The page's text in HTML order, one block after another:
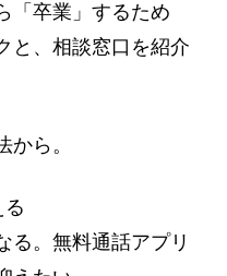
「卒業」するため
と、相談窓口を紹介
ら。
。無料通話アプリ